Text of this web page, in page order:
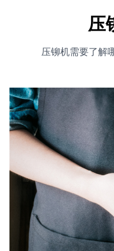
压
压铆机需要了解